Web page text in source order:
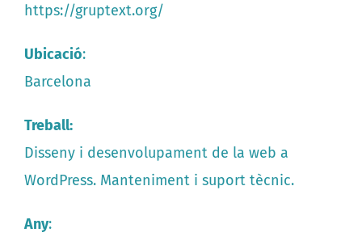
Es
https://gruptext.org/
Ubicació:
Barcelona
Treball:
Disseny i desenvolupament de la web a
WordPress. Manteniment i suport tècnic.
Any: